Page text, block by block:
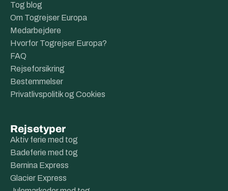
Tog blog
Om Togrejser Europa
Medarbejdere
Hvorfor Togrejser Europa?
FAQ
Rejseforsikring
Bestemmelser
Privatlivspolitik og Cookies
Rejsetyper
Aktiv ferie med tog
Badeferie med tog
Bernina Express
Glacier Express